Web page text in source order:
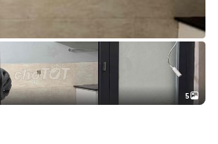
5